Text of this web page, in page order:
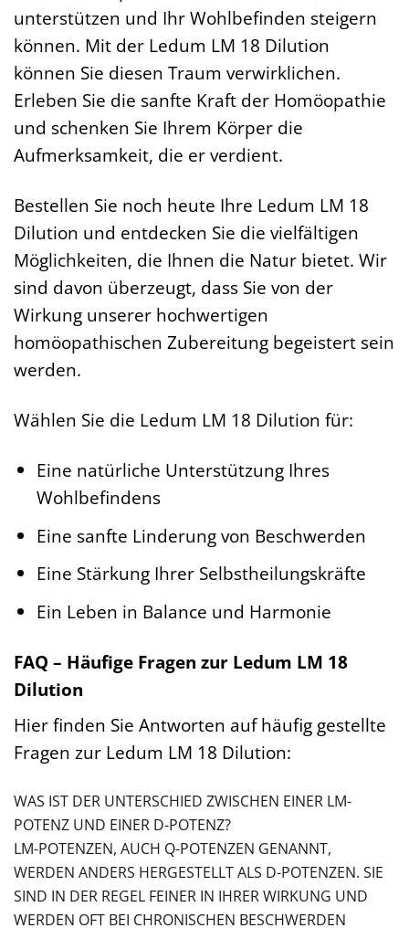
unterstützen und Ihr Wohlbefinden steigern
können. Mit der Ledum LM 18 Dilution
können Sie diesen Traum verwirklichen.
Erleben Sie die sanfte Kraft der Homöopathie
und schenken Sie Ihrem Körper die
Aufmerksamkeit, die er verdient.
Bestellen Sie noch heute Ihre Ledum LM 18
Dilution und entdecken Sie die vielfältigen
Möglichkeiten, die Ihnen die Natur bietet. Wir
sind davon überzeugt, dass Sie von der
Wirkung unserer hochwertigen
homöopathischen Zubereitung begeistert sein
werden.
Wählen Sie die Ledum LM 18 Dilution für:
Eine natürliche Unterstützung Ihres
Wohlbefindens
Eine sanfte Linderung von Beschwerden
Eine Stärkung Ihrer Selbstheilungskräfte
Ein Leben in Balance und Harmonie
FAQ – Häufige Fragen zur Ledum LM 18
Dilution
Hier finden Sie Antworten auf häufig gestellte
Fragen zur Ledum LM 18 Dilution:
WAS IST DER UNTERSCHIED ZWISCHEN EINER LM-
POTENZ UND EINER D-POTENZ?
LM-POTENZEN, AUCH Q-POTENZEN GENANNT,
WERDEN ANDERS HERGESTELLT ALS D-POTENZEN. SIE
SIND IN DER REGEL FEINER IN IHRER WIRKUNG UND
WERDEN OFT BEI CHRONISCHEN BESCHWERDEN